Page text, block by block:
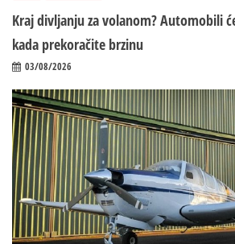
Kraj divljanju za volanom? Automobili
kada prekoračite brzinu
03/08/2026